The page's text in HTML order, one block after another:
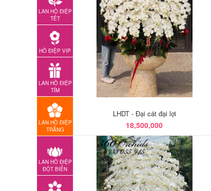
LAN HỒ ĐIỆP
TẾT
HỒ ĐIỆP VIP
LAN HỒ ĐIỆP
TÍM
LAN HỒ ĐIỆP
TRẮNG
LAN HỒ ĐIỆP
ĐỘT BIẾN
LHDT - Đại cát đại lợi
18,500,000